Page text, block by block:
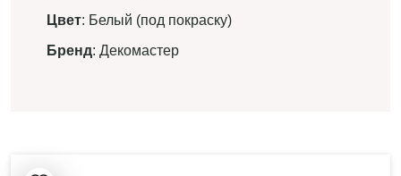
Цвет: Белый (под покраску)
Бренд: Декомастер